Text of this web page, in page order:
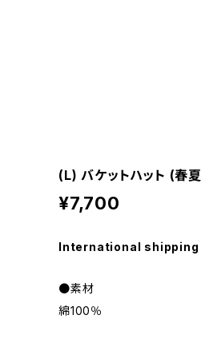
(L) バケットハット (春
¥7,700
International shipping
●素材
綿100％